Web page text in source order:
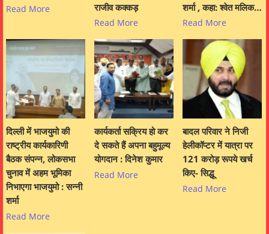
Read More
राजीव कक्कड़
Read More
शर्मा , कहा: श्वेत मलिक…
Read More
दिल्ली में भाजयुमो की
राष्ट्रीय कार्यकारिणी
बैठक संपन्न, लोकसभा
चुनाव में अहम भूमिका
निभाएगा भाजयुमो : सन्नी
शर्मा
Read More
कार्यकर्ता सक्रिय हो कर
दे सकते हैं अपना बहुमूल्य
योगदान : दिनेश कुमार
Read More
बादल परिवार ने निजी
हेलीकॉप्टर में यात्रा पर
121 करोड़ रूपये खर्च
किए- सिद्धू
Read More